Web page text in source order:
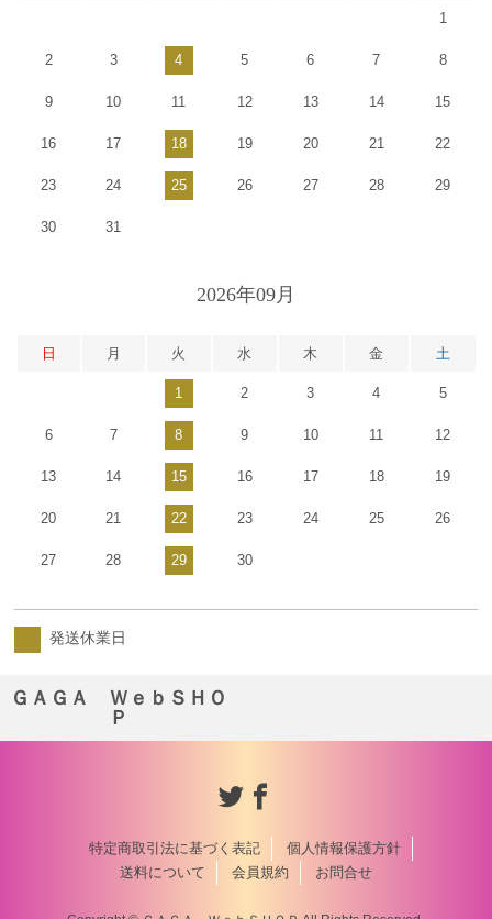
1
2 3 4 5 6 7 8
9 10 11 12 13 14 15
16 17 18 19 20 21 22
23 24 25 26 27 28 29
30 31
2026年09月
日 月 火 水 木 金 土
1 2 3 4 5
6 7 8 9 10 11 12
13 14 15 16 17 18 19
20 21 22 23 24 25 26
27 28 29 30
発送休業日
ＧＡＧＡ ＷｅｂＳＨＯ
Ｐ
特定商取引法に基づく表記
個人情報保護方針
送料について
会員規約 お問合せ